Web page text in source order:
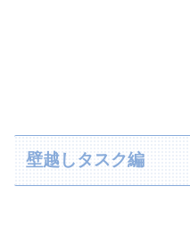
壁越しタスク編